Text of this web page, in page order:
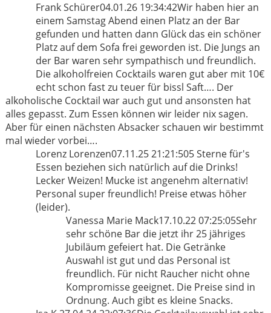
Frank Schürer04.01.26 19:34:42Wir haben hier an
einem Samstag Abend einen Platz an der Bar
gefunden und hatten dann Glück das ein schöner
Platz auf dem Sofa frei geworden ist. Die Jungs an
der Bar waren sehr sympathisch und freundlich.
Die alkoholfreien Cocktails waren gut aber mit 10€
echt schon fast zu teuer für bissl Saft…. Der
alkoholische Cocktail war auch gut und ansonsten hat
alles gepasst. Zum Essen können wir leider nix sagen.
Aber für einen nächsten Absacker schauen wir bestimmt
mal wieder vorbei….
Lorenz Lorenzen07.11.25 21:21:505 Sterne für's
Essen beziehen sich natürlich auf die Drinks!
Lecker Weizen! Mucke ist angenehm alternativ!
Personal super freundlich! Preise etwas höher
(leider).
Vanessa Marie Mack17.10.22 07:25:05Sehr
sehr schöne Bar die jetzt ihr 25 jähriges
Jubiläum gefeiert hat. Die Getränke
Auswahl ist gut und das Personal ist
freundlich. Für nicht Raucher nicht ohne
Kompromisse geeignet. Die Preise sind in
Ordnung. Auch gibt es kleine Snacks.